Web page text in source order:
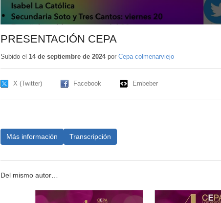
PRESENTACIÓN CEPA
Subido el 14 de septiembre de 2024por Cepa colmenarviejo
X (Twitter) Facebook Embeber
Más información Transcripción
Del mismo autor…